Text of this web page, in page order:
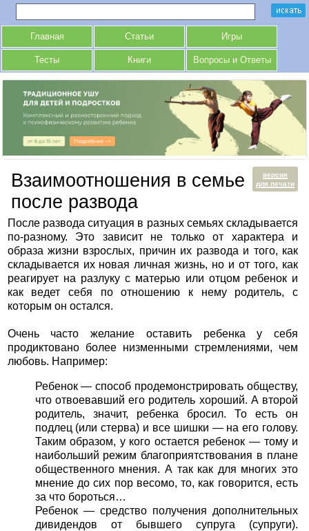
Главная Статьи Игры
Тесты Книги Вопросы и Ответы
версия
для печати
Взаимоотношения в семье
после развода
После развода ситуация в разных семьях складывается
по-разному. Это зависит не только от характера и
образа жизни взрослых, причин их развода и того, как
складывается их новая личная жизнь, но и от того, как
реагирует на разлуку с матерью или отцом ребенок и
как ведет себя по отношению к нему родитель, с
которым он остался.
Очень часто желание оставить ребенка у себя
продиктовано более низменными стремлениями, чем
любовь. Например:
Ребенок — способ продемонстрировать обществу,
что отвоевавший его родитель хороший. А второй
родитель, значит, ребенка бросил. То есть он
подлец (или стерва) и все шишки — на его голову.
Таким образом, у кого остается ребенок — тому и
наибольший режим благоприятствования в плане
общественного мнения. А так как для многих это
мнение до сих пор весомо, то, как говорится, есть
за что бороться…
Ребенок — средство получения дополнительных
дивидендов от бывшего супруга (супруги).